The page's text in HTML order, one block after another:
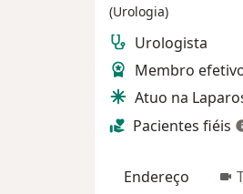
(Urologia)
Urologista
Membro
Atuo na
Pacientes fiéis
Endereço